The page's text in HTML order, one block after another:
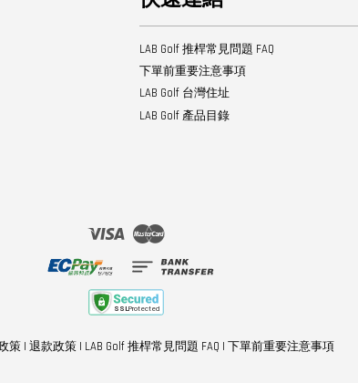
LAB Golf 推桿常見問題 FAQ
下單前重要注意事項
LAB Golf 台灣住址
LAB Golf 產品目錄
Visa Master
策| 退款政策| LAB Golf 推桿常見問題 FAQ | 下單前重要注意事項